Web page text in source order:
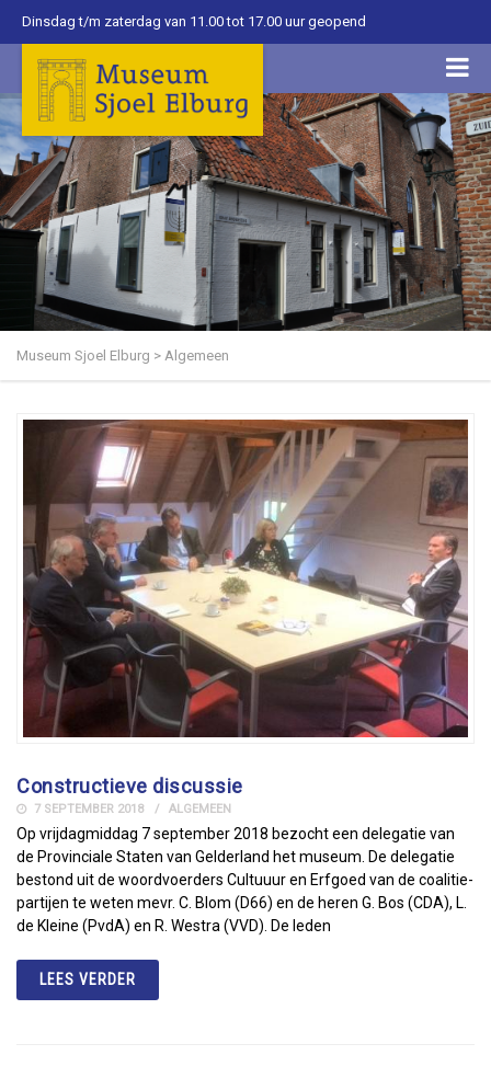
Dinsdag t/m zaterdag van 11.00 tot 17.00 uur geopend
Museum Sjoel Elburg > Algemeen
Constructieve discussie
7 SEPTEMBER 2018 ALGEMEEN
Op vrijdagmiddag 7 september 2018 bezocht een delegatie van
de Provinciale Staten van Gelderland het museum. De delegatie
bestond uit de woordvoerders Cultuuur en Erfgoed van de coalitie-
partijen te weten mevr. C. Blom (D66) en de heren G. Bos (CDA), L.
de Kleine (PvdA) en R. Westra (VVD). De leden
LEES VERDER